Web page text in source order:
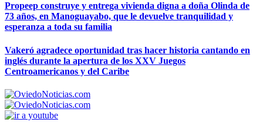
Propeep construye y entrega vivienda digna a doña Olinda de
73 años, en Manoguayabo, que le devuelve tranquilidad y
esperanza a toda su familia
Vakeró agradece oportunidad tras hacer historia cantando en
inglés durante la apertura de los XXV Juegos
Centroamericanos y del Caribe